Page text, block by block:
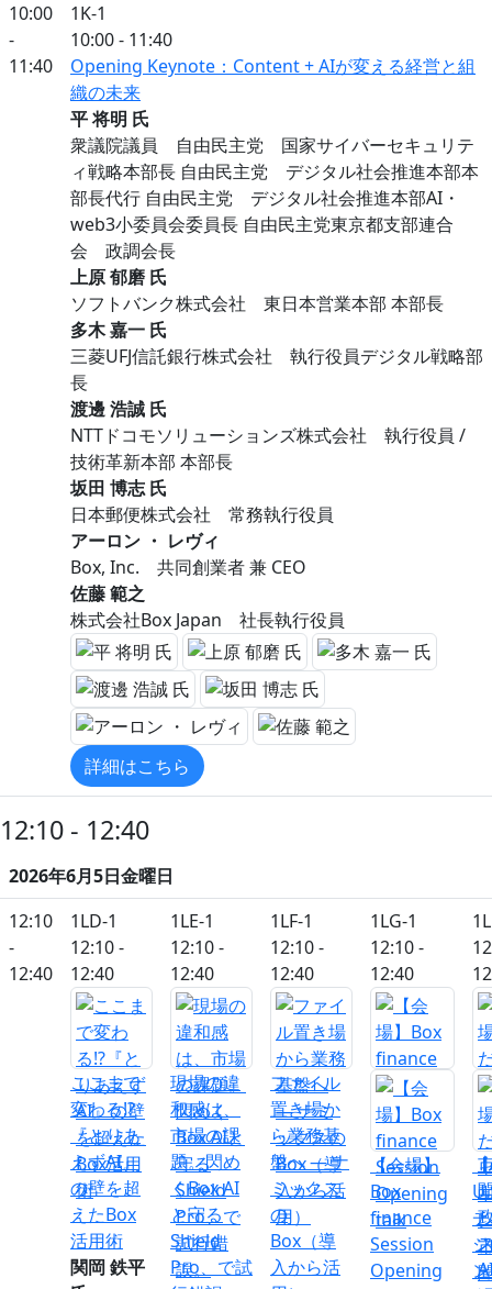
10:00
-
11:40
1K-1
10:00 - 11:40
Opening Keynote：Content + AIが変える経営と組
織の未来
平 将明 氏
衆議院議員 自由民主党 国家サイバーセキュリテ
ィ戦略本部長 自由民主党 デジタル社会推進本部本
部長代行 自由民主党 デジタル社会推進本部AI・
web3小委員会委員長 自由民主党東京都支部連合
会 政調会長
上原 郁磨 氏
ソフトバンク株式会社 東日本営業本部 本部長
多木 嘉一 氏
三菱UFJ信託銀行株式会社 執行役員デジタル戦略部
長
渡邊 浩誠 氏
NTTドコモソリューションズ株式会社 執行役員 /
技術革新本部 本部長
坂田 博志 氏
日本郵便株式会社 常務執行役員
アーロン ・ レヴィ
Box, Inc. 共同創業者 兼 CEO
佐藤 範之
株式会社Box Japan 社長執行役員
詳細はこちら
12:10 - 12:40
2026年6月5日金曜日
12:10
-
12:40
1LD-1
12:10 -
12:40
ここまで
変わる⁉
『とりあ
えずAI』
の壁を超
えたBox
活用術
関岡 鉄平
1LE-1
12:10 -
12:40
現場の違
和感は、
市場の課
題。閃め
くBox AI
と守る
Shield
Pro、で試
1LF-1
12:10 -
12:40
ファイル
置き場か
ら業務基
盤へ ― ナ
ミックス
の
Box（導
入から活
1LG-1
12:10 -
12:40
【会場】
Box
finance
Session
Opening